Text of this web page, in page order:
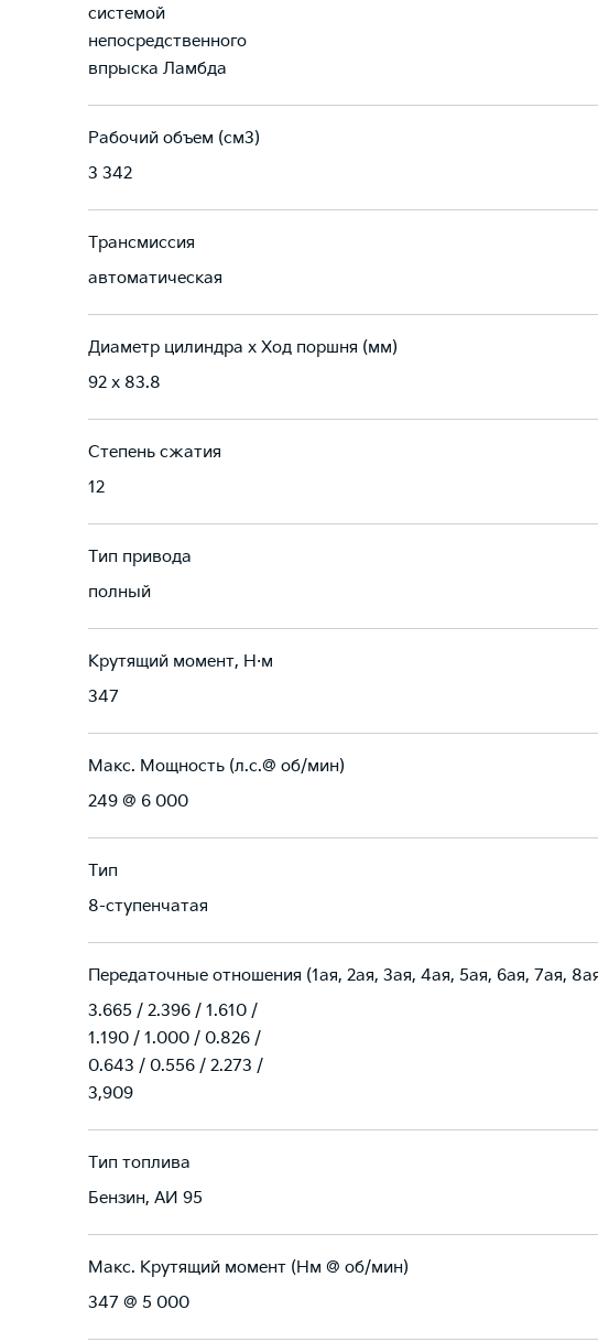
системой
непосредственного
впрыска Ламбда
Рабочий объем (см3)
3 342
Трансмиссия
автоматическая
Диаметр цилиндра х Ход поршня (мм)
92 x 83.8
Степень сжатия
12
Тип привода
полный
Крутящий момент, Н·м
347
Макс. Мощность (л.с.@ об/мин)
249 @ 6 000
Тип
8-ступенчатая
Передаточные отношения (1ая, 2ая, 3ая, 4ая, 5ая, 6ая, 7ая,
3.665 / 2.396 / 1.610 /
1.190 / 1.000 / 0.826 /
0.643 / 0.556 / 2.273 /
3,909
Тип топлива
Бензин, АИ 95
Макс. Крутящий момент (Нм @ об/мин)
347 @ 5 000